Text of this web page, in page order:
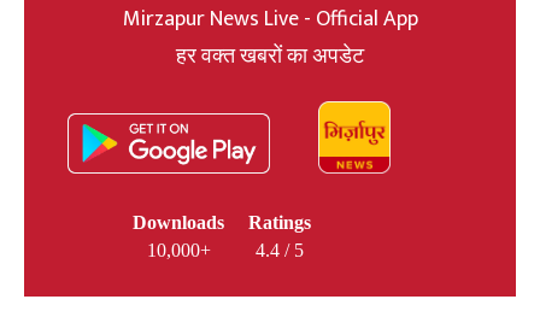
Mirzapur News Live - Official App
हर वक्त खबरों का अपडेट
Downloads
10,000+
Ratings
4.4 / 5